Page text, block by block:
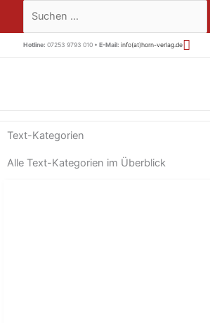
springen
Suchen …
Hotline: 07253 9793 010 • E-Mail: info(at)horn-verlag.de
Text-Kategorien
Alle Text-Kategorien im Überblick